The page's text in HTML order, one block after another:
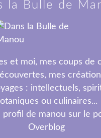
la Bulle de
et moi, mes coups de
mes
: intellectuels,
ou culinaires...
profil de manou sur le
Overblog